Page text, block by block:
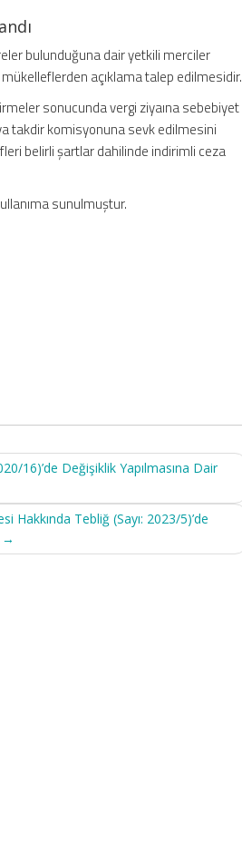
bulunduğuna dair yetkili merciler
açıklama talep edilmesidir.
sonucunda vergi ziyaına sebebiyet
takdir komisyonuna sevk edilmesini
belirli şartlar dahilinde indirimli ceza
sunulmuştur.
16)’de Değişiklik Yapılmasına Dair
Hakkında Tebliğ (Sayı: 2023/5)’de
→